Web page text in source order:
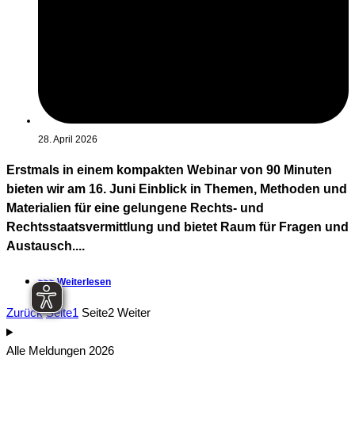
28. April 2026
Erstmals in einem kompakten Webinar von 90 Minuten
bieten wir am 16. Juni Einblick in Themen, Methoden und
Materialien für eine gelungene Rechts- und
Rechtsstaatsvermittlung und bietet Raum für Fragen und
Austausch....
>>> Weiterlesen
Zurück Seite1 Seite2 Weiter
Alle Meldungen 2026